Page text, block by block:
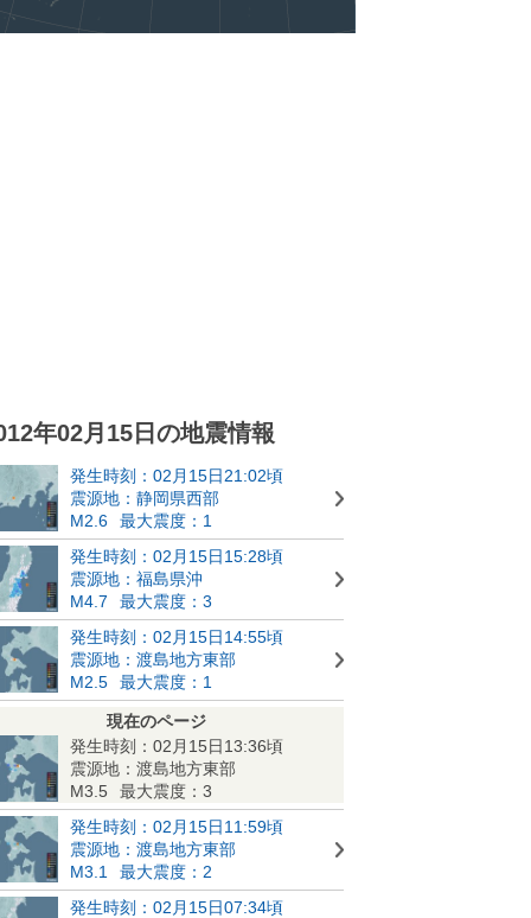
年02月15日の地震情報
発生時刻：02月15日21:02頃
震源地：静岡県西部
M2.6
最大震度：1
発生時刻：02月15日15:28頃
震源地：福島県沖
M4.7
最大震度：3
発生時刻：02月15日14:55頃
震源地：渡島地方東部
M2.5
最大震度：1
現在のページ
発生時刻：02月15日13:36頃
震源地：渡島地方東部
M3.5
最大震度：3
発生時刻：02月15日11:59頃
震源地：渡島地方東部
M3.1
最大震度：2
発生時刻：02月15日07:34頃